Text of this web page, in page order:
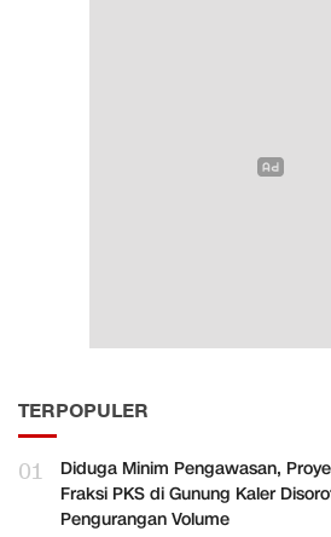
TERPOPULER
01
Diduga Minim Pengawasan,
Fraksi PKS di Gunung Kaler
Pengurangan Volume